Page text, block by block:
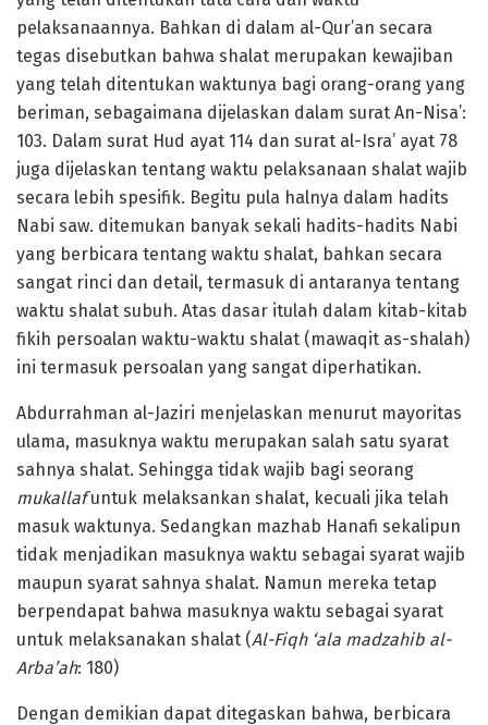
pelaksanaannya. Bahkan di dalam al-Qur’an secara
tegas disebutkan bahwa shalat merupakan kewajiban
yang telah ditentukan waktunya bagi orang-orang yang
beriman, sebagaimana dijelaskan dalam surat An-Nisa’:
103. Dalam surat Hud ayat 114 dan surat al-Isra’ ayat 78
juga dijelaskan tentang waktu pelaksanaan shalat wajib
secara lebih spesifik. Begitu pula halnya dalam hadits
Nabi saw. ditemukan banyak sekali hadits-hadits Nabi
yang berbicara tentang waktu shalat, bahkan secara
sangat rinci dan detail, termasuk di antaranya tentang
waktu shalat subuh. Atas dasar itulah dalam kitab-kitab
fikih persoalan waktu-waktu shalat (mawaqit as-shalah)
ini termasuk persoalan yang sangat diperhatikan.
Abdurrahman al-Jaziri menjelaskan menurut mayoritas
ulama, masuknya waktu merupakan salah satu syarat
sahnya shalat. Sehingga tidak wajib bagi seorang
mukallafuntuk melaksankan shalat, kecuali jika telah
masuk waktunya. Sedangkan mazhab Hanafi sekalipun
tidak menjadikan masuknya waktu sebagai syarat wajib
maupun syarat sahnya shalat. Namun mereka tetap
berpendapat bahwa masuknya waktu sebagai syarat
untuk melaksanakan shalat (Al-Fiqh ‘ala madzahib al-
Arba’ah: 180)
Dengan demikian dapat ditegaskan bahwa, berbicara